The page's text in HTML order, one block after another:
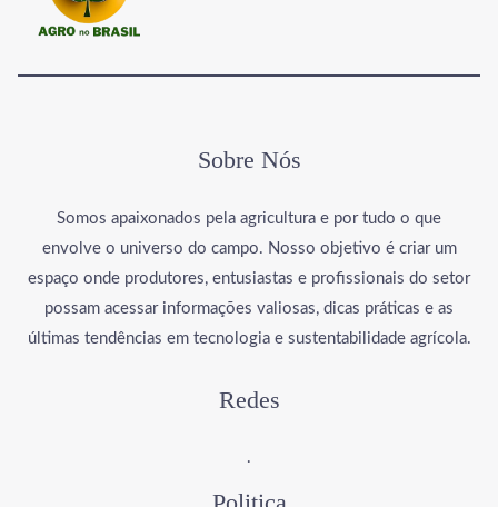
Sobre Nós
Somos apaixonados pela agricultura e por tudo o que
envolve o universo do campo. Nosso objetivo é criar um
espaço onde produtores, entusiastas e profissionais do setor
possam acessar informações valiosas, dicas práticas e as
últimas tendências em tecnologia e sustentabilidade agrícola.
Redes
.